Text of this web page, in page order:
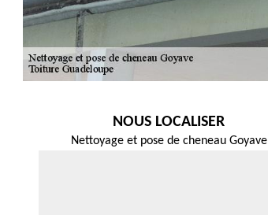
NOUS LOCALISER
Nettoyage et pose de cheneau Goyave